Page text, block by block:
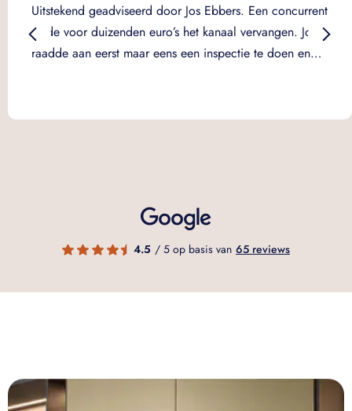
Uitstekend geadviseerd door Jos Ebbers. Een concurrent
wilde voor duizenden euro’s het kanaal vervangen. Jos
raadde aan eerst maar eens een inspectie te doen en…
4.5 / 5 op basis van 65 reviews